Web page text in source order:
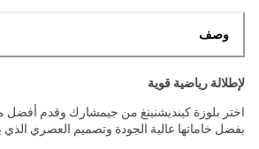
وصف
لإطلالة رياضية قوية
اختر بلوزة كينديشنينغ من جيمشارك وقدم أفضل
بفضل خاماتها عالية الجودة وتصميم العصري الذي